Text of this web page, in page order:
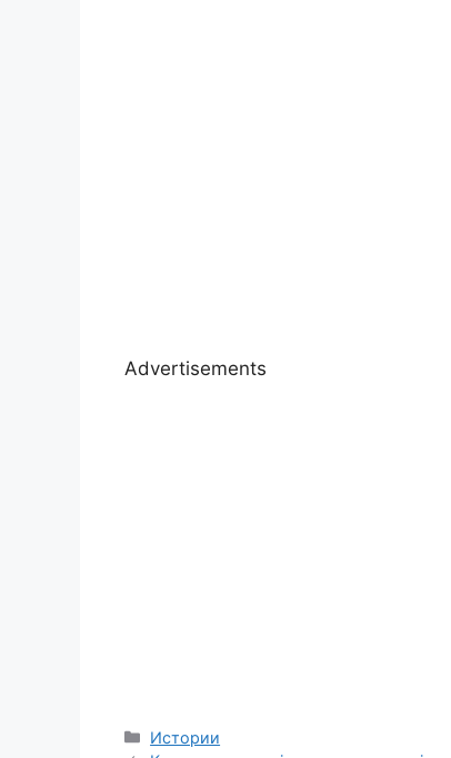
Advertisements
Categories
Истории